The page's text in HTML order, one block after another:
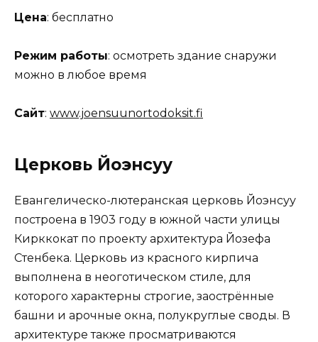
Цена: бесплатно
Режим работы: осмотреть здание снаружи
можно в любое время
Сайт: www.joensuunortodoksit.fi
Церковь Йоэнсуу
Евангелическо-лютеранская церковь Йоэнсуу
построена в 1903 году в южной части улицы
Кирккокат по проекту архитектура Йозефа
Стенбека. Церковь из красного кирпича
выполнена в неоготическом стиле, для
которого характерны строгие, заострённые
башни и арочные окна, полукруглые своды. В
архитектуре также просматриваются